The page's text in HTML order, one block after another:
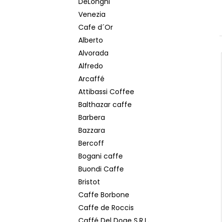
Venezia
Cafe d´Or
Alberto
Alvorada
Alfredo
Arcaffé
Attibassi Coffee
Balthazar caffe
Barbera
Bazzara
Bercoff
Bogani caffe
Buondi Caffe
Bristot
Caffe Borbone
Caffe de Roccis
MOKATE 2IN1 XXL 24 KS
€5,50